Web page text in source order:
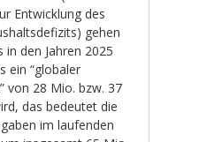
Entwicklung des
gehen
in den Jahren 2025
ein “globaler
von 28 Mio. bzw. 37
das bedeutet die
im laufenden